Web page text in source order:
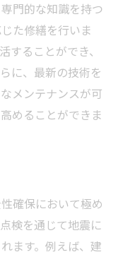
門的な知識を持つ
た修繕を行いま
することができ、
に、最新の技術を
メンテナンスが可
めることができま
確保において極め
検を通じて地震に
ます。例えば、建